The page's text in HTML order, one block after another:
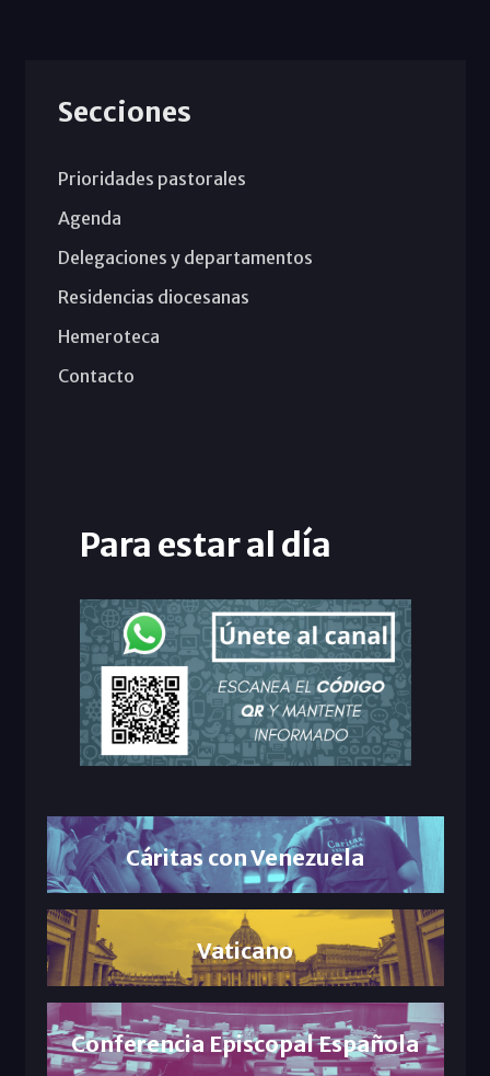
Secciones
Prioridades pastorales
Agenda
Delegaciones y departamentos
Residencias diocesanas
Hemeroteca
Contacto
Para estar al día
Cáritas con Venezuela
Vaticano
Conferencia Episcopal Española